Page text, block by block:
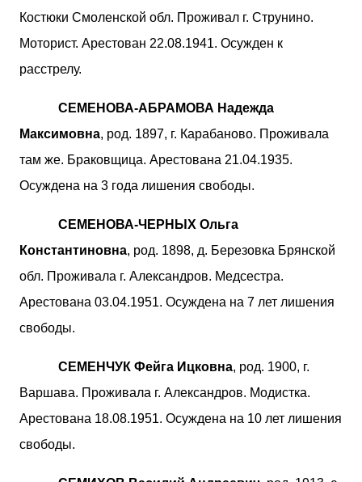
Костюки Смоленской обл. Проживал г. Струнино.
Моторист. Арестован 22.08.1941. Осужден к
расстрелу.
СЕМЕНОВА-АБРАМОВА Надежда
Максимовна, род. 1897, г. Карабаново. Проживала
там же. Браковщица. Арестована 21.04.1935.
Осуждена на 3 года лишения свободы.
СЕМЕНОВА-ЧЕРНЫХ Ольга
Константиновна, род. 1898, д. Березовка Брянской
обл. Проживала г. Александров. Медсестра.
Арестована 03.04.1951. Осуждена на 7 лет лишения
свободы.
СЕМЕНЧУК Фейга Ицковна, род. 1900, г.
Варшава. Проживала г. Александров. Модистка.
Арестована 18.08.1951. Осуждена на 10 лет лишения
свободы.